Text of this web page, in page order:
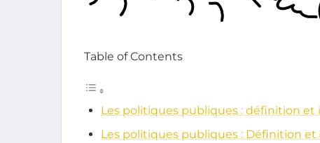
Table of Contents
Les politiques publiques : définition et
Les politiques publiques : Définition